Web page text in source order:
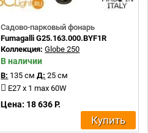
Садово-парковый фонарь
Fumagalli G25.163.000.BYF1R
Коллекция:Globe 250
В наличии
В: 135 см Д: 25 см
E27 x 1 max 60W
Цена: 18 636 Р.
Купить